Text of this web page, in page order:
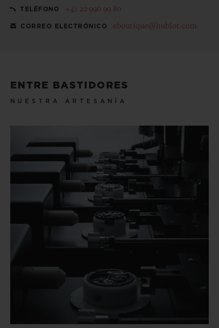
TELÉFONO +41 22 990 99 80
CORREO ELECTRÓNICO eboutique@hublot.com
ENTRE BASTIDORES
NUESTRA ARTESANÍA